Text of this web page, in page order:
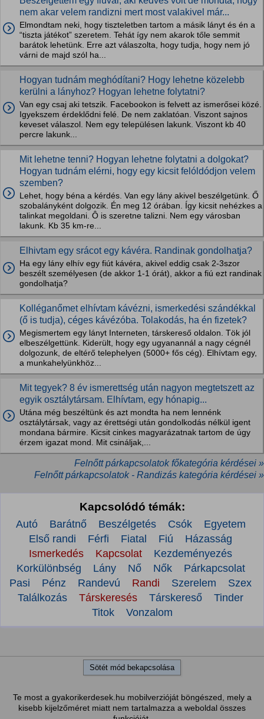
nem akar velem randizni mert most valakivel már...
Elmondtam neki, hogy tiszteletben tartom a másik lányt és én a
“tiszta játékot” szeretem. Tehát így nem akarok tőle semmit
barátok lehetünk. Erre azt válaszolta, hogy tudja, hogy nem jó
várni de majd szól ha...
Hogyan tudnám meghódítani? Hogy lehetne közelebb
kerülni a lányhoz? Hogyan lehetne folytatni?
Van egy csaj aki tetszik. Facebookon is felvett az ismerősei közé.
Igyekszem érdeklődni felé. De nem zaklatóan. Viszont sajnos
keveset válaszol. Nem egy településen lakunk. Viszont kb 40
percre lakunk...
Mit lehetne tenni? Hogyan lehetne folytatni a dolgokat?
Hogyan tudnám elérni, hogy egy kicsit felóldódjon velem
szemben?
Lehet, hogy béna a kérdés. Van egy lány akivel beszélgetünk. Ő
szobalányként dolgozik. Én meg 12 órában. Így kicsit nehézkes a
talinkat megoldani. Ô is szeretne talizni. Nem egy városban
lakunk. Kb 35 km-re...
Elhivtam egy srácot egy kávéra. Randinak gondolhatja?
Ha egy lány elhív egy fiút kávéra, akivel eddig csak 2-3szor
beszélt személyesen (de akkor 1-1 órát), akkor a fiú ezt randinak
gondolhatja?
Kolléganőmet elhívtam kávézni, ismerkedési szándékkal
(ő is tudja), céges kávézóba. Tolakodás, ha én fizetek?
Megismertem egy lányt Interneten, társkereső oldalon. Tök jól
elbeszélgettünk. Kiderült, hogy egy ugyanannál a nagy cégnél
dolgozunk, de eltérő telephelyen (5000+ fős cég). Elhívtam egy,
a munkahelyünkhöz...
Mit tegyek? 8 év ismerettség után nagyon megtetszett az
egyik osztálytársam. Elhívtam, egy hónapig...
Utána még beszéltünk és azt mondta ha nem lennénk
osztálytársak, vagy az érettségi után gondolkodás nélkül igent
mondana bármire. Kicsit cinkes magyarázatnak tartom de úgy
érzem igazat mond. Mit csináljak,...
Felnőtt párkapcsolatok főkategória kérdései »
Felnőtt párkapcsolatok - Randizás kategória kérdései »
Kapcsolódó témák:
Autó Barátnő Beszélgetés Csók
Egyetem
Első randi
Férfi Fiatal Fiú
Házasság
Ismerkedés
Kapcsolat
Kezdeményezés
Korkülönbség
Lány Nő Nők
Párkapcsolat
Pasi
Pénz Randevú Randi Szerelem
Szex
Találkozás
Társkeresés Társkereső
Tinder
Titok
Vonzalom
Sötét mód bekapcsolása
Te most a gyakorikerdesek.hu mobilverzióját böngészed, mely a
kisebb kijelzőméret miatt nem tartalmazza a weboldal összes